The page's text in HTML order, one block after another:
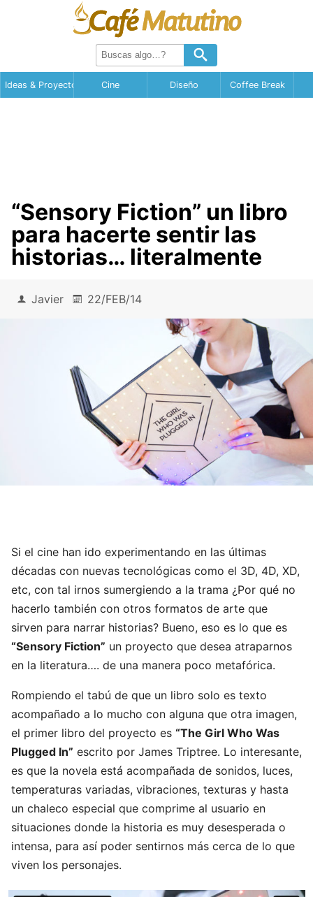
Ideas & Proyectos Cine Diseño Coffee Break
“Sensory Fiction” un libro
para hacerte sentir las
historias… literalmente
Javier 22/FEB/14
Si el cine han ido experimentando en las últimas
décadas con nuevas tecnológicas como el 3D, 4D, XD,
etc, con tal irnos sumergiendo a la trama ¿Por qué no
hacerlo también con otros formatos de arte que
sirven para narrar historias? Bueno, eso es lo que es
“Sensory Fiction” un proyecto que desea atraparnos
en la literatura…. de una manera poco metafórica.
Rompiendo el tabú de que un libro solo es texto
acompañado a lo mucho con alguna que otra imagen,
el primer libro del proyecto es “The Girl Who Was
Plugged In” escrito por James Triptree. Lo interesante,
es que la novela está acompañada de sonidos, luces,
temperaturas variadas, vibraciones, texturas y hasta
un chaleco especial que comprime al usuario en
situaciones donde la historia es muy desesperada o
intensa, para así poder sentirnos más cerca de lo que
viven los personajes.